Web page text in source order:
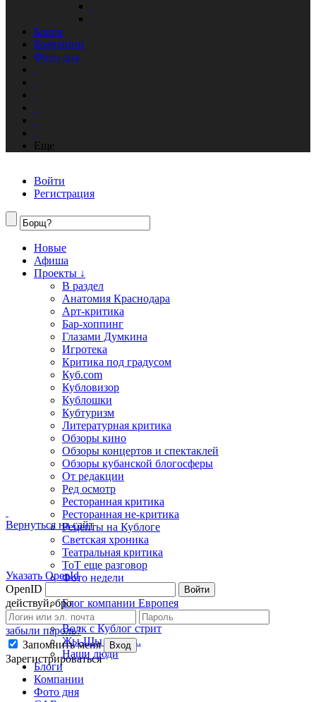
Вернуться на сайт
Указать OpenId
OpenID
Войти
действуй, бро
забыли пароль?
Запомнить меня
Вход
Зарегистрироваться
Блоги
Компании
Фото дня
Еще
Войти
Регистрация
Новые
Афиша
Проекты ↓
В раздел
Анатомия Краснодара
Арт-критика
Бар-хоппинг
Глазами Думкина
Игротека
Критика под градусом
Куб.com
Кубловизор
Кублошки
Кубтуризм
Литературная критика
Обзоры кино
Обзоры концертов и спектаклей
Обзоры кубанской блогосферы
От редакции
Ред осмотр
Ресторанная критика
Ресторанная не-критика
Рецепты на Кублоге
Светская хроника
Театральная критика
ТоТ еще разговор
Фото недели
Блог компании Европея
Борщеед
Волк с Кублог стрит
Жы-Шы пиши...
Наши люди
Блоги
Компании
Фото дня